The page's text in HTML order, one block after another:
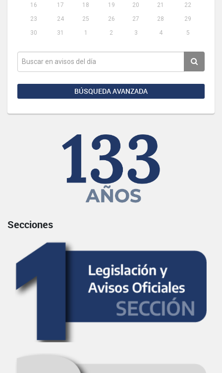
16
17 18 19 20 21
22
23
24 25 26 27 28
29
30
31 1 2 3 4 5
BÚSQUEDA AVANZADA
Secciones